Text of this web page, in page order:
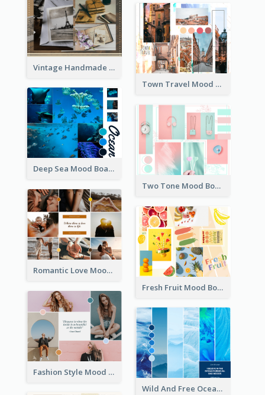
Vintage Handmade Mood Board
Town Travel Mood Board
Deep Sea Mood Board
Two Tone Mood Board
Romantic Love Mood Board
Fresh Fruit Mood Board
Fashion Style Mood Board
Wild And Free Ocean Mood Board